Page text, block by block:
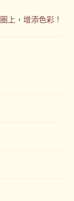
上，增添色彩！